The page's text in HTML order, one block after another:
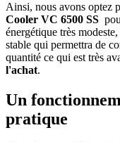
Ainsi, nous avons optez
Cooler VC 6500 SS
énergétique très
stable qui permettra de
quantité ce qui est très
l'achat.
Un
pratique